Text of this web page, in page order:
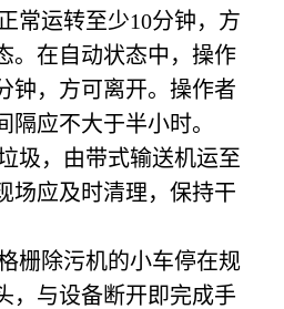
常运转至少10分钟，方
。在自动状态中，操作
钟，方可离开。操作者
隔应不大于半小时。
圾，由带式输送机运至
场应及时清理，保持干
栅除污机的小车停在规
，与设备断开即完成手